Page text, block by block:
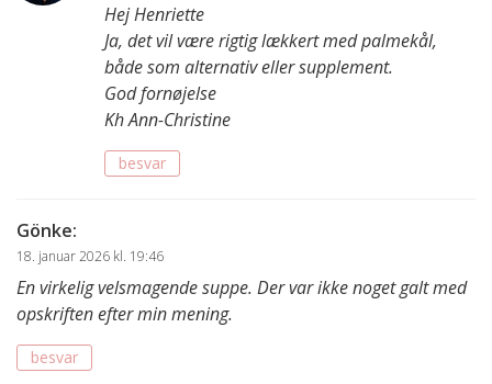
Hej Henriette
Ja, det vil være rigtig lækkert med palmekål,
både som alternativ eller supplement.
God fornøjelse
Kh Ann-Christine
besvar
Gönke:
18. januar 2026 kl. 19:46
En virkelig velsmagende suppe. Der var ikke noget galt med
opskriften efter min mening.
besvar